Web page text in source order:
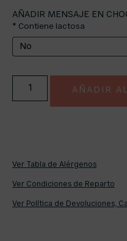
AÑADIR MENSAJE EN
* Contiene lactosa
AÑADIR
Ver Tabla de Alérgenos
Ver Condiciones de Reparto
Ver Política de Devoluciones,